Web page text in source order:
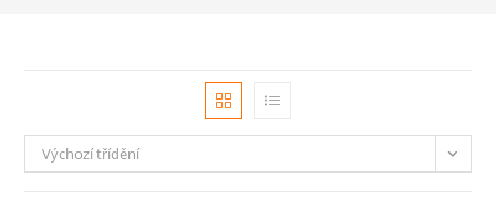
Výchozí třídění